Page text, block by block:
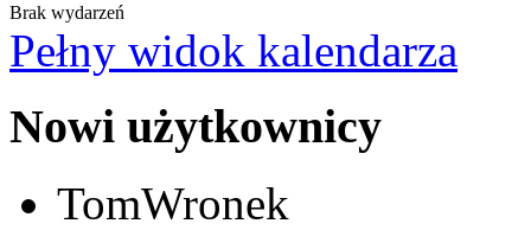
Brak wydarzeń
Pełny widok kalendarza
Nowi użytkownicy
TomWronek